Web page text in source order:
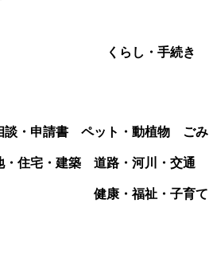
くらし・手続き
談・申請書 ペット・動植物 ごみ
・住宅・建築
道路・河川・交通
健康・福祉・子育て